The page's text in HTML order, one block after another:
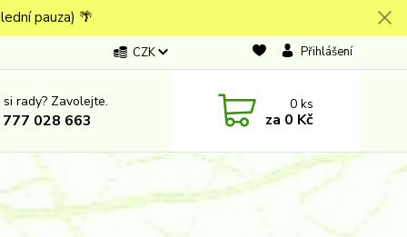
pauza) 🌴
CZK Přihlášení
rady? Zavolejte.
028 663
0ks
za 0 Kč